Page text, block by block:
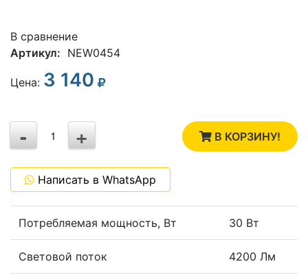
В сравнение
Артикул: NEW0454
Цена: 3 140
3
1
-1
+
- В КОРЗИНУ!
Написать в WhatsApp
Потребляемая мощность, Вт 30 Вт
Световой поток 4200 Лм